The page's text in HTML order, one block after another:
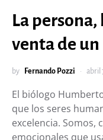
La persona,
venta de
by Fernando Pozzi abril
El biólogo
que los seres
excelencia. Somos,
emocionales que